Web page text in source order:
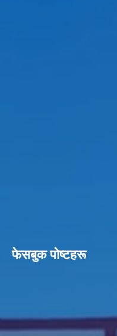
फेसबुक पाेष्टहरू